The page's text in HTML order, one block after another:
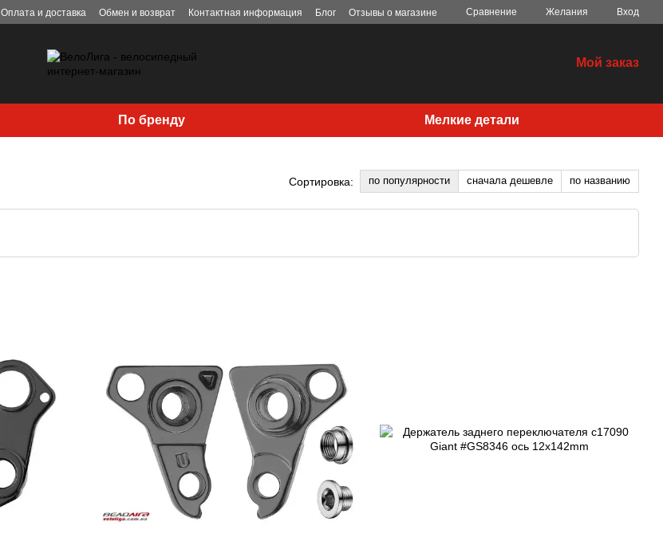
Оплата и доставка Обмен и возврат Контактная информация Блог Отзывы о магазине Сравнение Желания Вход
Мой заказ
По бренду Мелкие детали
Сортировка: по популярности сначала дешевле по названию